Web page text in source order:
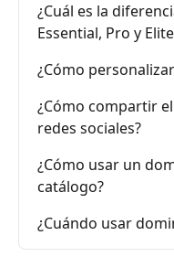
¿Cuál es la
Essential, Pro y
¿Cómo
¿Cómo compartir
redes sociales?
¿Cómo usar un
catálogo?
¿Cuándo usar